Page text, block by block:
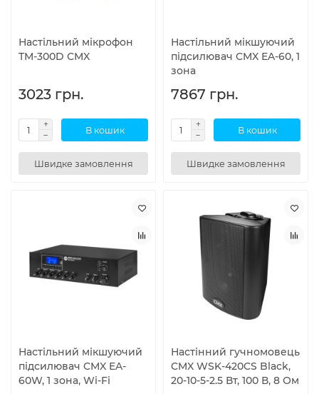
Настільний мікрофон
TM-300D CMX
3023 грн.
В кошик
Швидке замовлення
Настільний мікшуючий
підсилювач CMX EA-60, 1
зона
7867 грн.
В кошик
Швидке замовлення
Настільний мікшуючий
підсилювач CMX EA-
60W, 1 зона, Wi-Fi
Настінний гучномовець
CMX WSK-420CS Black,
20-10-5-2.5 Вт, 100 В, 8 Ом